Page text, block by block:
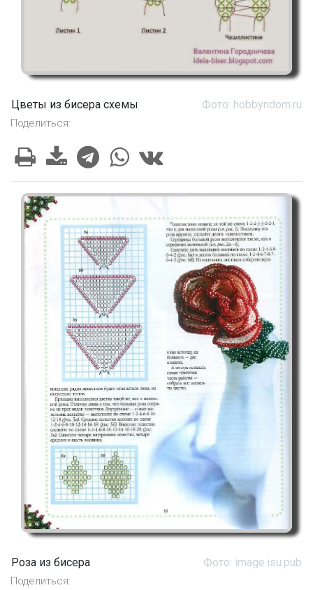
Цветы из бисера схемы Фото: hobbyndom.ru
Поделиться:
Роза из бисера Фото: image.isu.pub
Поделиться: